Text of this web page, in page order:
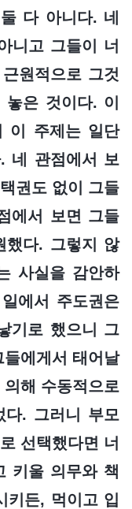
다 아니다. 네
니고 그들이 너
원적으로 그것
놓은 것이다. 이
이 주제는 일단
네 관점에서 보
권도 없이 그들
에서 보면 그들
했다. 그렇지 않
사실을 감안하
에서 주도권은
기로 했으니 그
에게서 태어날
해 수동적으로
다. 그러니 부모
선택했다면 너
키울 의무와 책
키든, 먹이고 입